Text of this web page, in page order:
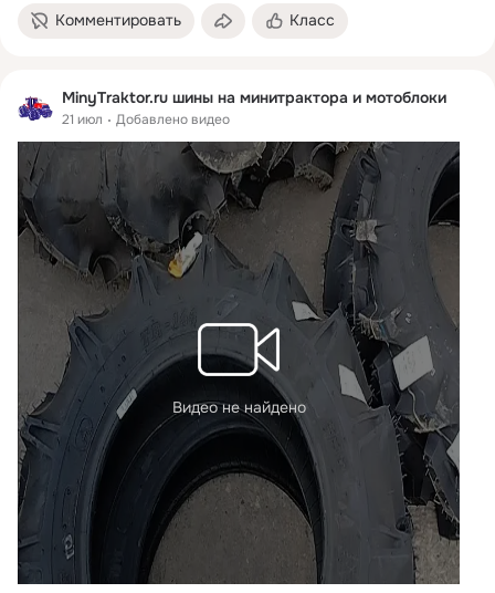
Комментировать Класс
MinyTraktor.ru шины на минитрактора и мотоблоки
21 июл Добавлено видео
Видео не найдено